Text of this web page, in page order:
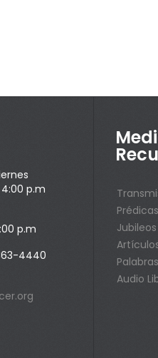
p.m
p.m
4440
Prédicas
Jubileos
Audio